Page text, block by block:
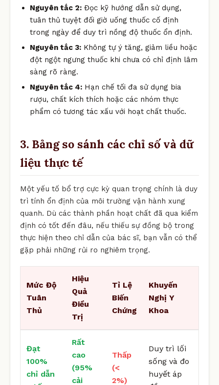
Nguyên tắc 2: Đọc kỹ hướng dẫn sử dụng,
tuân thủ tuyệt đối giờ uống thuốc cố định
trong ngày để duy trì nồng độ thuốc ổn định.
Nguyên tắc 3: Không tự ý tăng, giảm liều hoặc
đột ngột ngưng thuốc khi chưa có chỉ định lâm
sàng rõ ràng.
Nguyên tắc 4: Hạn chế tối đa sử dụng bia
rượu, chất kích thích hoặc các nhóm thực
phẩm có tương tác xấu với hoạt chất thuốc.
3. Bảng so sánh các chỉ số và dữ
liệu thực tế
Một yếu tố bổ trợ cực kỳ quan trọng chính là duy
trì tính ổn định của môi trường vận hành xung
quanh. Dù các thành phần hoạt chất đã qua kiểm
định có tốt đến đâu, nếu thiếu sự đồng bộ trong
thực hiện theo chỉ dẫn của bác sĩ, bạn vẫn có thể
gặp phải những rủi ro nghiêm trọng.
Mức Độ
Tuân
Thủ
Hiệu
Quả
Điều
Trị
Tỉ Lệ
Biến
Chứng
Khuyến
Nghị Y
Khoa
Đạt
100%
chỉ dẫn
Rất
cao
(95%
cải
Thấp
(<
2%)
Duy trì lối
sống và đo
huyết áp